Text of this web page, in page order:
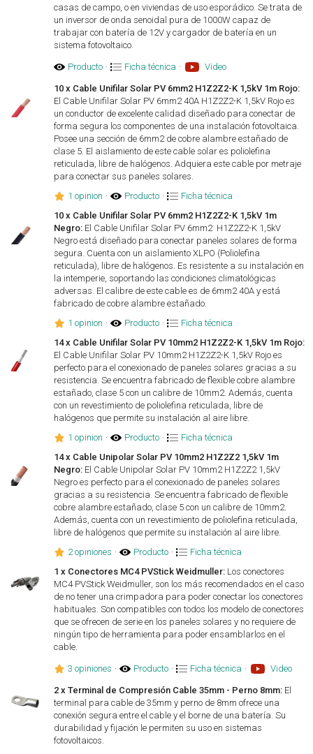
casas de campo, o en viviendas de uso esporádico. Se trata de
un inversor de onda senoidal pura de 1000W capaz de
trabajar con batería de 12V y cargador de batería en un
sistema fotovoltaico.
Producto · Ficha técnica · Video
10 x Cable Unifilar Solar PV 6mm2 H1Z2Z2-K 1,5kV 1m Rojo:
El Cable Unifilar Solar PV 6mm2 40A H1Z2Z2-K 1,5kV Rojo es
un conductor de excelente calidad diseñado para conectar de
forma segura los componentes de una instalación fotovoltaica.
Posee una sección de 6mm2 de cobre alambre estañado de
clase 5. El aislamiento de este cable solar es poliolefina
reticulada, libre de halógenos. Adquiera este cable por metraje
para conectar sus paneles solares.
1 opinion · Producto ·
Ficha técnica
10 x Cable Unifilar Solar PV 6mm2 H1Z2Z2-K 1,5kV 1m
Negro: El Cable Unifilar Solar PV 6mm2 H1Z2Z2-K 1,5kV
Negro está diseñado para conectar paneles solares de forma
segura. Cuenta con un aislamiento XLPO (Poliolefina
reticulada), libre de halógenos. Es resistente a su instalación en
la intemperie, soportando las condiciones climatológicas
adversas. El calibre de este cable es de 6mm2 40A y está
fabricado de cobre alambre estañado.
1 opinion · Producto ·
Ficha técnica
14 x Cable Unifilar Solar PV 10mm2 H1Z2Z2-K 1,5kV 1m Rojo:
El Cable Unifilar Solar PV 10mm2 H1Z2Z2-K 1,5kV Rojo es
perfecto para el conexionado de paneles solares gracias a su
resistencia. Se encuentra fabricado de flexible cobre alambre
estañado, clase 5 con un calibre de 10mm2. Además, cuenta
con un revestimiento de poliolefina reticulada, libre de
halógenos que permite su instalación al aire libre.
1 opinion · Producto ·
Ficha técnica
14 x Cable Unipolar Solar PV 10mm2 H1Z2Z2 1,5kV 1m
Negro: El Cable Unipolar Solar PV 10mm2 H1Z2Z2 1,5kV
Negro es perfecto para el conexionado de paneles solares
gracias a su resistencia. Se encuentra fabricado de flexible
cobre alambre estañado, clase 5 con un calibre de 10mm2.
Además, cuenta con un revestimiento de poliolefina reticulada,
libre de halógenos que permite su instalación al aire libre.
2 opiniones · Producto ·
Ficha técnica
1 x Conectores MC4 PVStick Weidmuller: Los conectores
MC4 PVStick Weidmuller, son los más recomendados en el caso
de no tener una crimpadora para poder conectar los conectores
habituales. Son compatibles con todos los modelo de conectores
que se ofrecen de serie en los paneles solares y no requiere de
ningún tipo de herramienta para poder ensamblarlos en el
cable.
3 opiniones · Producto · Ficha técnica · Video
2 x Terminal de Compresión Cable 35mm - Perno 8mm: El
terminal para cable de 35mm y perno de 8mm ofrece una
conexión segura entre el cable y el borne de una batería. Su
durabilidad y fijación le permiten su uso en sistemas
fotovoltaicos.